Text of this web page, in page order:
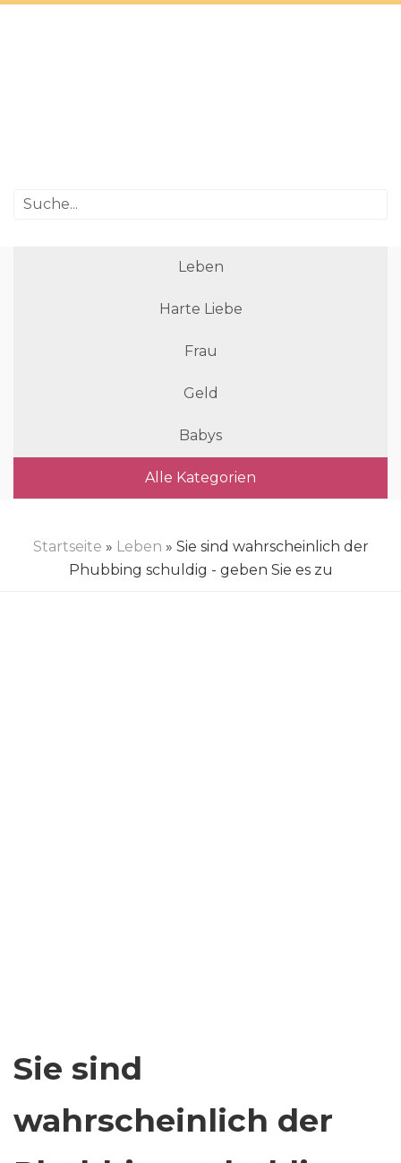
Leben
Harte Liebe
Frau
Geld
Babys
Alle Kategorien
Startseite » Leben » Sie sind wahrscheinlich der
Phubbing schuldig - geben Sie es zu
Sie sind
wahrscheinlich der